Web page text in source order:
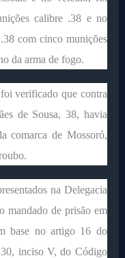
calibre .38 e no
com cinco munições
da arma de fogo.
verificado que contra
de Sousa, 38, havia
comarca de Mossoró,
na Delegacia
mandado de prisão em
base no artigo 16 do
inciso V, do Código